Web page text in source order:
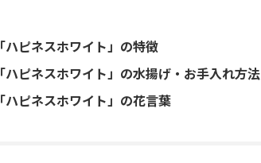
ハピネスホワイト」の特徴
ハピネスホワイト」の水揚げ・お手入れ方法
ハピネスホワイト」の花言葉